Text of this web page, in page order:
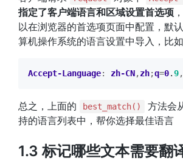
指定了客户端语言和区域设置首选项
以在浏览器的首选项页面中配置，默
算机操作系统的语言设置中导入，比如
Accept-Language: zh-CN,zh;q=0.9,
总之，上面的 best_match()
方法会
持的语言列表中，帮你选择最佳语言
1.3 标记哪些文本需要翻